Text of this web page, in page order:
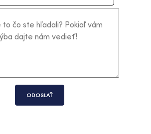
ODOSLAŤ